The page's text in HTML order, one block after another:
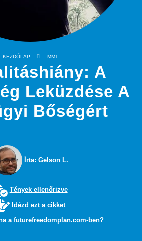
KEZDŐLAP MM1
A
Leküzdése A
Bőségért
Írta: Gelson L.
Tények ellenőrizve
Idézd ezt a cikket
a futurefreedomplan.com-ben?